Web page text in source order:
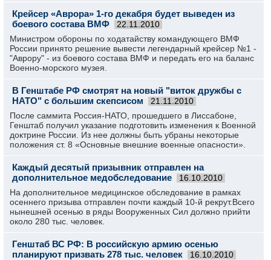
Крейсер «Аврора» 1-го декабря будет выведен из
боевого состава ВМФ
22.11.2010
Министром обороны по ходатайству командующего ВМФ
России принято решение вывести легендарный крейсер №1 -
"Аврору" - из боевого состава ВМФ и передать его на баланс
Военно-морского музея.
В Генштабе РФ смотрят на новый "виток дружбы с
НАТО" с большим скепсисом
21.11.2010
После саммита Россия-НАТО, прошедшего в Лиссабоне,
Генштаб получил указание подготовить изменения к Военной
доктрине России. Из нее должны быть убраны некоторые
положения ст. 8 «Основные внешние военные опасности».
Каждый десятый призывник отправлен на
дополнительное медобследование
16.10.2010
На дополнительное медицинское обследование в рамках
осеннего призыва отправлен почти каждый 10-й рекрут.Всего
нынешней осенью в ряды Вооруженных Сил должно прийти
около 280 тыс. человек.
Генштаб ВС РФ: В российскую армию осенью
планируют призвать 278 тыс. человек
16.10.2010